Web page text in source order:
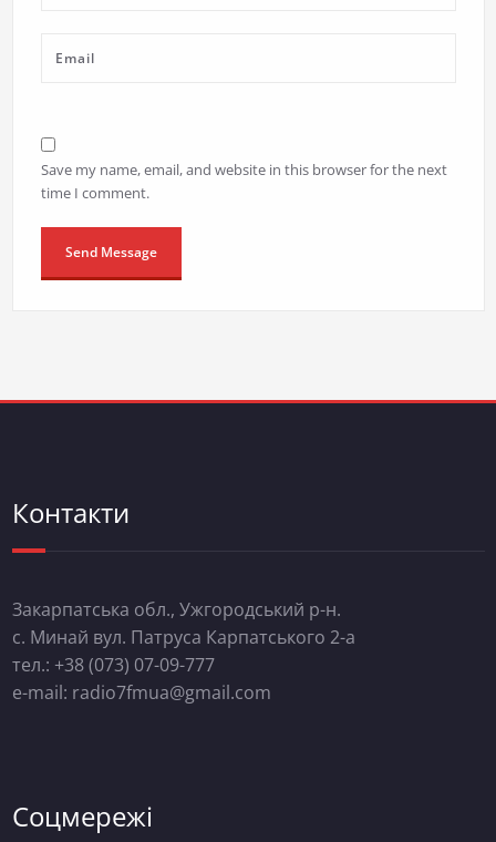
Save my name, email, and website in this browser for the next
time I comment.
Контакти
Закарпатська обл., Ужгородський р-н.
с. Минай вул. Патруса Карпатського 2-а
тел.: +38 (073) 07-09-777
e-mail: radio7fmua@gmail.com
Соцмережі